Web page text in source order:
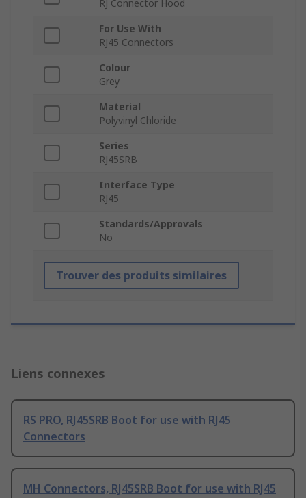
RJ Connector Hood
For Use With
RJ45 Connectors
Colour
Grey
Material
Polyvinyl Chloride
Series
RJ45SRB
Interface Type
RJ45
Standards/Approvals
No
Trouver des produits similaires
Liens connexes
RS PRO, RJ45SRB Boot for use with RJ45
Connectors
MH Connectors, RJ45SRB Boot for use with RJ45